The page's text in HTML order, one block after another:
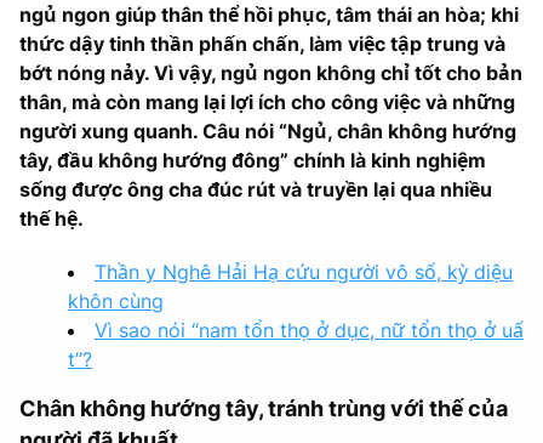
ngủ ngon giúp thân thể hồi phục, tâm thái an hòa; khi
thức dậy tinh thần phấn chấn, làm việc tập trung và
bớt nóng nảy. Vì vậy, ngủ ngon không chỉ tốt cho bản
thân, mà còn mang lại lợi ích cho công việc và những
người xung quanh. Câu nói “Ngủ, chân không hướng
tây, đầu không hướng đông” chính là kinh nghiệm
sống được ông cha đúc rút và truyền lại qua nhiều
thế hệ.
Thần y Nghê Hải Hạ cứu người vô số, kỳ diệu
khôn cùng
Vì sao nói “nam tổn thọ ở dục, nữ tổn thọ ở uấ
t”?
Chân không hướng tây, tránh trùng với thế của